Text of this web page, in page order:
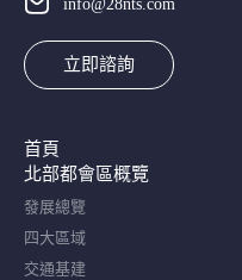
info@28nts.com
立即諮詢
首頁
北部都會區概覽​
發展總覽
四大區域
交通基建